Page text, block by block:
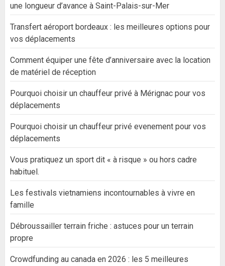
une longueur d’avance à Saint-Palais-sur-Mer
Transfert aéroport bordeaux : les meilleures options pour
vos déplacements
Comment équiper une fête d’anniversaire avec la location
de matériel de réception
Pourquoi choisir un chauffeur privé à Mérignac pour vos
déplacements
Pourquoi choisir un chauffeur privé evenement pour vos
déplacements
Vous pratiquez un sport dit « à risque » ou hors cadre
habituel.
Les festivals vietnamiens incontournables à vivre en
famille
Débroussailler terrain friche : astuces pour un terrain
propre
Crowdfunding au canada en 2026 : les 5 meilleures